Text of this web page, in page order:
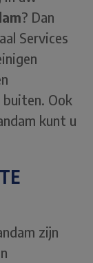
? Dan
Services
buiten. Ook
kunt u
zijn